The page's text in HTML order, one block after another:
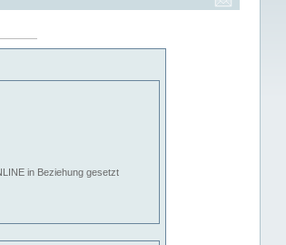
in Beziehung gesetzt